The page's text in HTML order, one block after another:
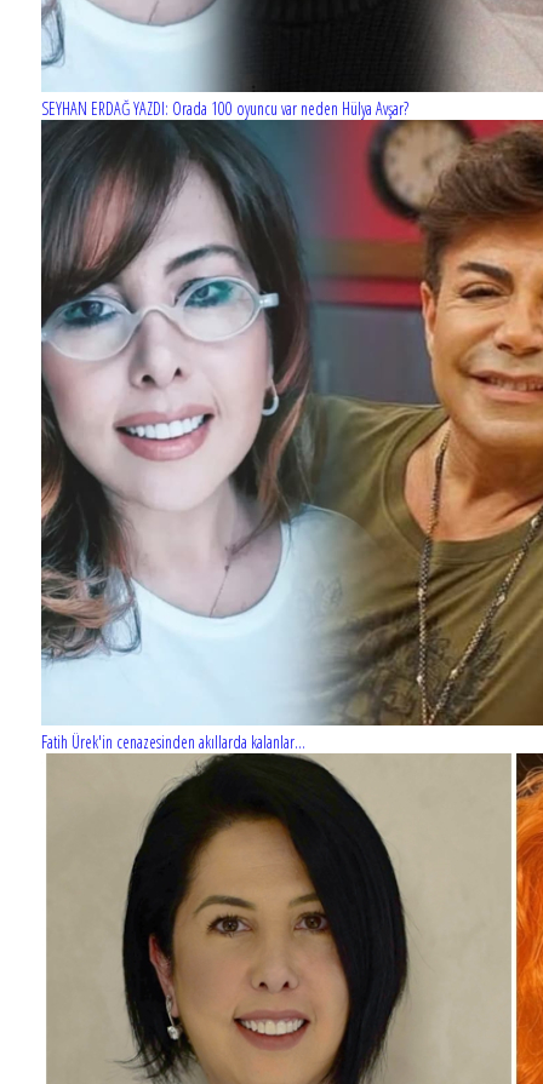
SEYHAN ERDAĞ YAZDI: Orada 100 oyuncu var neden Hülya Avşar?
Fatih Ürek'in cenazesinden akıllarda kalanlar...